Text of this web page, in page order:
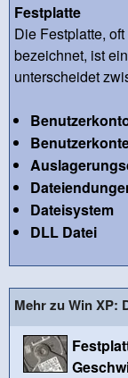
Festplatte
Die Festplatte,
bezeichnet, ist
unterscheidet
Dateisystem
DLL Datei
Mehr zu Win XP: